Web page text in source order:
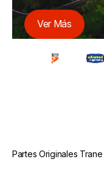
Ver Más
Partes Originales Trane